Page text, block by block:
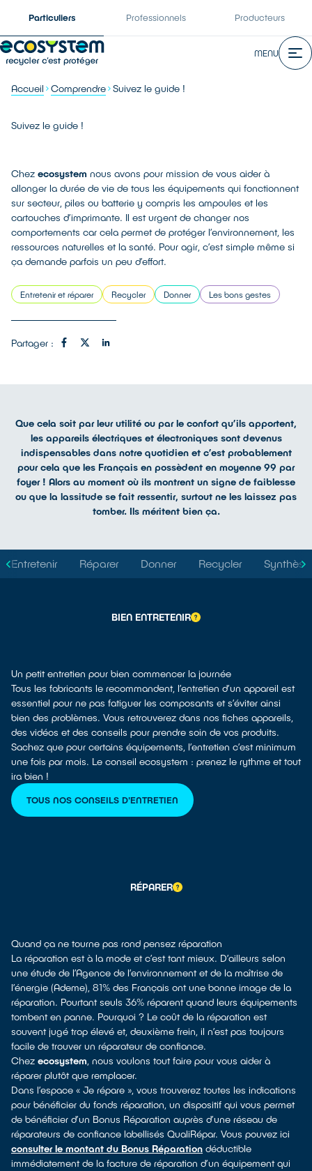
Particuliers Professionnels Producteurs
MENU
Accueil Comprendre Suivez le guide !
Suivez le guide !
Chez ecosystem nous avons pour mission de vous aider à
allonger la durée de vie de tous les équipements qui fonctionnent
sur secteur, piles ou batterie y compris les ampoules et les
cartouches d’imprimante. Il est urgent de changer nos
comportements car cela permet de protéger l’environnement, les
ressources naturelles et la santé. Pour agir, c’est simple même si
ça demande parfois un peu d’effort.
Entretenir et réparer Recycler Donner Les bons gestes
Partager :
Que cela soit par leur utilité ou par le confort qu’ils apportent,
les appareils électriques et électroniques sont devenus
indispensables dans notre quotidien et c’est probablement
pour cela que les Français en possèdent en moyenne 99 par
foyer ! Alors au moment où ils montrent un signe de faiblesse
ou que la lassitude se fait ressentir, surtout ne les laissez pas
tomber. Ils méritent bien ça.
Entretenir Réparer Donner Recycler Synthèse
BIEN ENTRETENIR
Un petit entretien pour bien commencer la journée
Tous les fabricants le recommandent, l’entretien d’un appareil est
essentiel pour ne pas fatiguer les composants et s’éviter ainsi
bien des problèmes. Vous retrouverez dans nos fiches appareils,
des vidéos et des conseils pour prendre soin de vos produits.
Sachez que pour certains équipements, l’entretien c’est minimum
une fois par mois. Le conseil ecosystem : prenez le rythme et tout
ira bien !
TOUS NOS CONSEILS D'ENTRETIEN
RÉPARER
Quand ça ne tourne pas rond pensez réparation
La réparation est à la mode et c’est tant mieux. D’ailleurs selon
une étude de l’Agence de l’environnement et de la maîtrise de
l’énergie (Ademe), 81% des Français ont une bonne image de la
réparation. Pourtant seuls 36% réparent quand leurs équipements
tombent en panne. Pourquoi ? Le coût de la réparation est
souvent jugé trop élevé et, deuxième frein, il n’est pas toujours
facile de trouver un réparateur de confiance.
Chez ecosystem, nous voulons tout faire pour vous aider à
réparer plutôt que remplacer.
Dans l’espace « Je répare », vous trouverez toutes les indications
pour bénéficier du fonds réparation, un dispositif qui vous permet
de bénéficier d’un Bonus Réparation auprès d’une réseau de
réparateurs de confiance labellisés QualiRépar. Vous pouvez ici
consulter le montant du Bonus Réparation déductible
immédiatement de la facture de réparation d’un équipement qui